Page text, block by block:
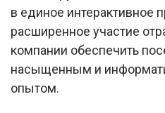
в единое интерактивное
расширенное участие
компании обеспечить
насыщенным и
опытом.